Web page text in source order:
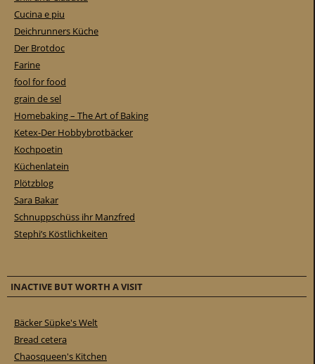
Cucina e piu
Deichrunners Küche
Der Brotdoc
Farine
fool for food
grain de sel
Homebaking – The Art of Baking
Ketex-Der Hobbybrotbäcker
Kochpoetin
Küchenlatein
Plötzblog
Sara Bakar
Schnuppschüss ihr Manzfred
Stephi’s Köstlichkeiten
INACTIVE BUT WORTH A VISIT
Bäcker Süpke's Welt
Bread cetera
Chaosqueen's Kitchen